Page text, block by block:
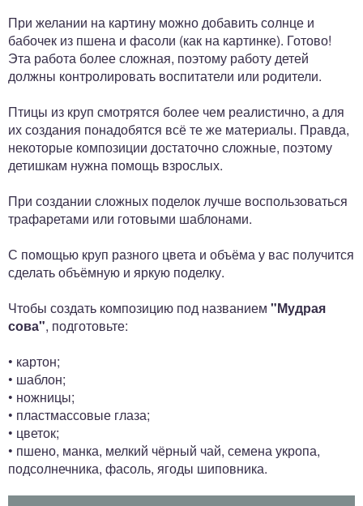
При желании на картину можно добавить солнце и
бабочек из пшена и фасоли (как на картинке). Готово!
Эта работа более сложная, поэтому работу детей
должны контролировать воспитатели или родители.
Птицы из круп смотрятся более чем реалистично, а для
их создания понадобятся всё те же материалы. Правда,
некоторые композиции достаточно сложные, поэтому
детишкам нужна помощь взрослых.
При создании сложных поделок лучше воспользоваться
трафаретами или готовыми шаблонами.
С помощью круп разного цвета и объёма у вас получится
сделать объёмную и яркую поделку.
Чтобы создать композицию под названием "Мудрая
сова", подготовьте:
• картон;
• шаблон;
• ножницы;
• пластмассовые глаза;
• цветок;
• пшено, манка, мелкий чёрный чай, семена укропа,
подсолнечника, фасоль, ягоды шиповника.